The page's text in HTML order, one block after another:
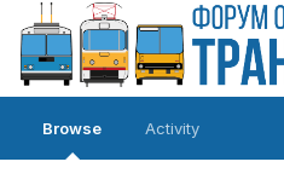
Browse Activity